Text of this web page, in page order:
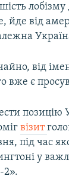
йде від
від
вже є
позицію
візит
під час
у
2».